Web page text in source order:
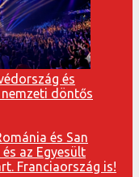
és
döntős
és San
az Egyesült
Franciaország is!